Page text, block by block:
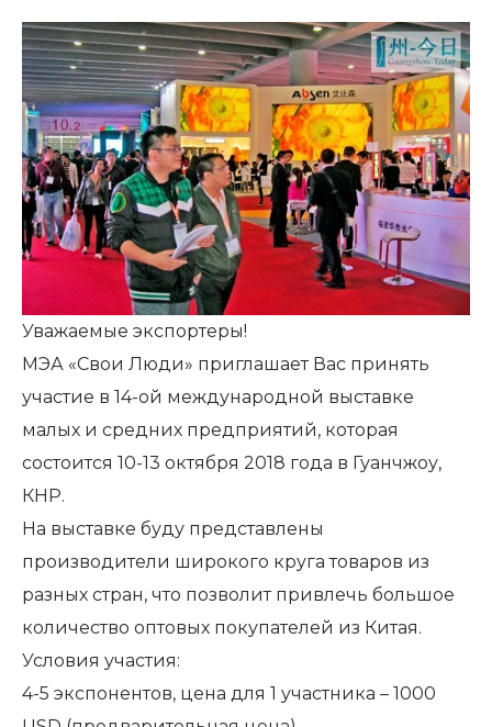
Уважаемые экспортеры!
МЭА «Свои Люди» приглашает Вас принять
участие в 14-ой международной выставке
малых и средних предприятий, которая
состоится 10-13 октября 2018 года в Гуанчжоу,
КНР.
На выставке буду представлены
производители широкого круга товаров из
разных стран, что позволит привлечь большое
количество оптовых покупателей из Китая.
Условия участия:
4-5 экспонентов, цена для 1 участника – 1000